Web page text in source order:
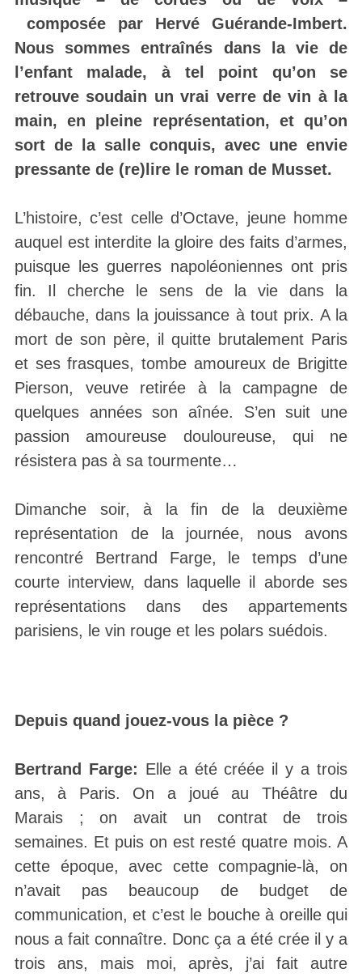
composée par Hervé Guérande-Imbert.
Nous sommes entraînés dans la vie de
l’enfant malade, à tel point qu’on se
retrouve soudain un vrai verre de vin à la
main, en pleine représentation, et qu’on
sort de la salle conquis, avec une envie
pressante de (re)lire le roman de Musset.
L’histoire, c’est celle d’Octave, jeune homme
auquel est interdite la gloire des faits d’armes,
puisque les guerres napoléoniennes ont pris
fin. Il cherche le sens de la vie dans la
débauche, dans la jouissance à tout prix. A la
mort de son père, il quitte brutalement Paris
et ses frasques, tombe amoureux de Brigitte
Pierson, veuve retirée à la campagne de
quelques années son aînée. S’en suit une
passion amoureuse douloureuse, qui ne
résistera pas à sa tourmente…
Dimanche soir, à la fin de la deuxième
représentation de la journée, nous avons
rencontré Bertrand Farge, le temps d’une
courte interview, dans laquelle il aborde ses
représentations dans des appartements
parisiens, le vin rouge et les polars suédois.
Depuis quand jouez-vous la pièce ?
Bertrand Farge: Elle a été créée il y a trois
ans, à Paris. On a joué au Théâtre du
Marais ; on avait un contrat de trois
semaines. Et puis on est resté quatre mois. A
cette époque, avec cette compagnie-là, on
n’avait pas beaucoup de budget de
communication, et c’est le bouche à oreille qui
nous a fait connaître. Donc ça a été crée il y a
trois ans, mais moi, après, j’ai fait autre